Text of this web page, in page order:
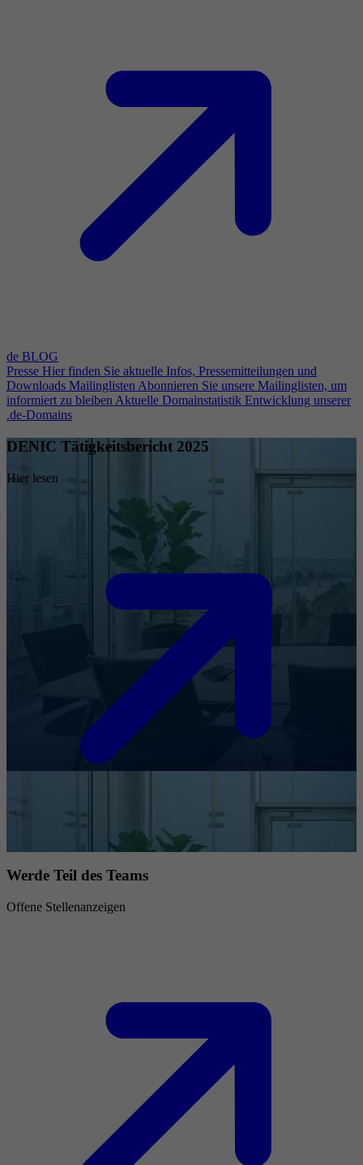
de BLOG
Presse Hier finden Sie aktuelle Infos, Pressemitteilungen und
Downloads Mailinglisten Abonnieren Sie unsere Mailinglisten, um
informiert zu bleiben Aktuelle Domainstatistik Entwicklung unserer
.de-Domains
DENIC Tätigkeitsbericht 2025
Hier lesen
Werde Teil des Teams
Offene Stellenanzeigen